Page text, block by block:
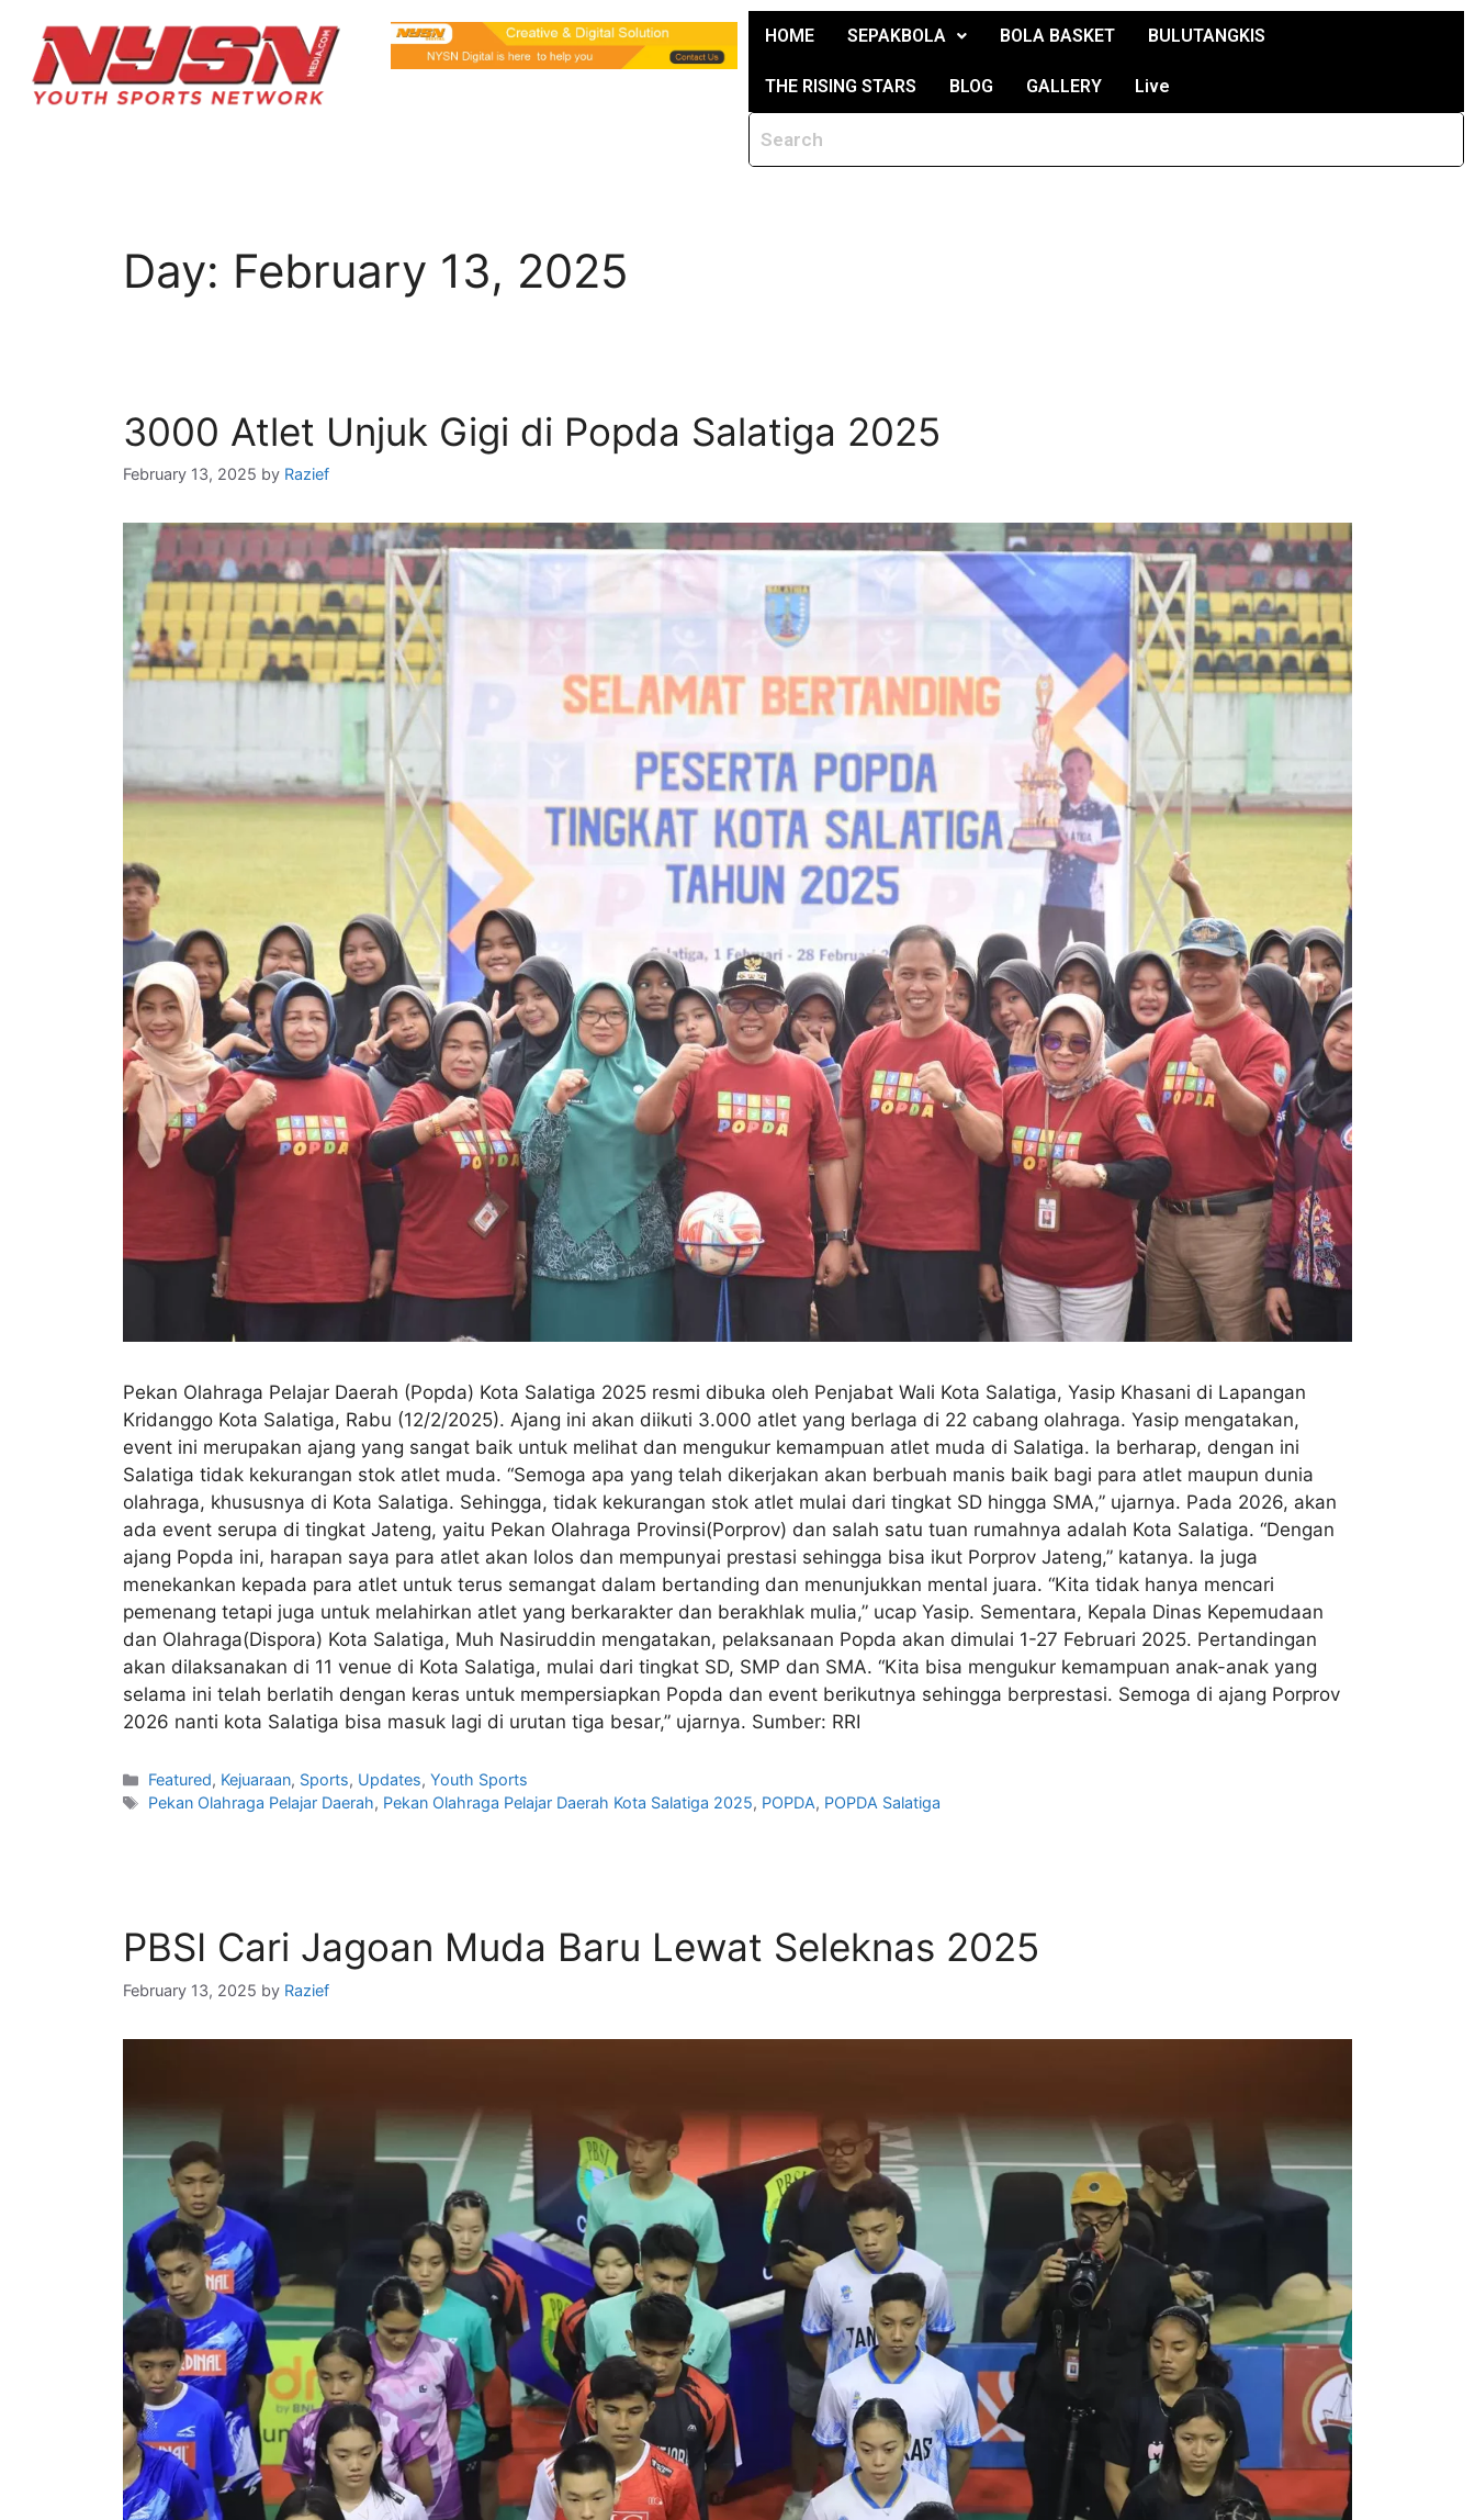
HOME SEPAKBOLA BOLA BASKET BULUTANGKIS
THE RISING STARS BLOG GALLERY Live
Day: February 13, 2025
3000 Atlet Unjuk Gigi di Popda Salatiga 2025
February 13, 2025 by Razief
Pekan Olahraga Pelajar Daerah (Popda) Kota Salatiga 2025 resmi dibuka oleh Penjabat Wali Kota Salatiga, Yasip Khasani di Lapangan
Kridanggo Kota Salatiga, Rabu (12/2/2025). Ajang ini akan diikuti 3.000 atlet yang berlaga di 22 cabang olahraga. Yasip mengatakan,
event ini merupakan ajang yang sangat baik untuk melihat dan mengukur kemampuan atlet muda di Salatiga. Ia berharap, dengan ini
Salatiga tidak kekurangan stok atlet muda. “Semoga apa yang telah dikerjakan akan berbuah manis baik bagi para atlet maupun dunia
olahraga, khususnya di Kota Salatiga. Sehingga, tidak kekurangan stok atlet mulai dari tingkat SD hingga SMA,” ujarnya. Pada 2026, akan
ada event serupa di tingkat Jateng, yaitu Pekan Olahraga Provinsi(Porprov) dan salah satu tuan rumahnya adalah Kota Salatiga. “Dengan
ajang Popda ini, harapan saya para atlet akan lolos dan mempunyai prestasi sehingga bisa ikut Porprov Jateng,” katanya. Ia juga
menekankan kepada para atlet untuk terus semangat dalam bertanding dan menunjukkan mental juara. “Kita tidak hanya mencari
pemenang tetapi juga untuk melahirkan atlet yang berkarakter dan berakhlak mulia,” ucap Yasip. Sementara, Kepala Dinas Kepemudaan
dan Olahraga(Dispora) Kota Salatiga, Muh Nasiruddin mengatakan, pelaksanaan Popda akan dimulai 1-27 Februari 2025. Pertandingan
akan dilaksanakan di 11 venue di Kota Salatiga, mulai dari tingkat SD, SMP dan SMA. “Kita bisa mengukur kemampuan anak-anak yang
selama ini telah berlatih dengan keras untuk mempersiapkan Popda dan event berikutnya sehingga berprestasi. Semoga di ajang Porprov
2026 nanti kota Salatiga bisa masuk lagi di urutan tiga besar,” ujarnya. Sumber: RRI
Featured, Kejuaraan, Sports, Updates,Youth Sports
Pekan Olahraga Pelajar Daerah, Pekan Olahraga Pelajar Daerah Kota Salatiga 2025, POPDA, POPDA Salatiga
PBSI Cari Jagoan Muda Baru Lewat Seleknas 2025
February 13, 2025 by Razief